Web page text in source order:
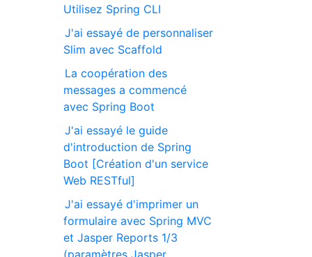
Utilisez Spring CLI
J'ai essayé de personnaliser
Slim avec Scaffold
La coopération des
messages a commencé
avec Spring Boot
J'ai essayé le guide
d'introduction de Spring
Boot [Création d'un service
Web RESTful]
J'ai essayé d'imprimer un
formulaire avec Spring MVC
et Jasper Reports 1/3
(paramètres Jasper